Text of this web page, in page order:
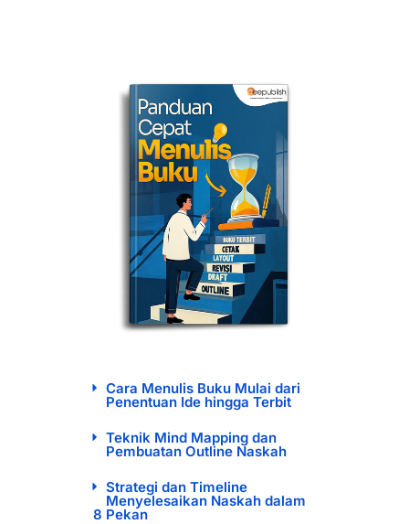
Cara Menulis Buku Mulai dari
Penentuan Ide hingga Terbit
Teknik Mind Mapping dan
Pembuatan Outline Naskah
Strategi dan Timeline
Menyelesaikan Naskah dalam
8 Pekan​